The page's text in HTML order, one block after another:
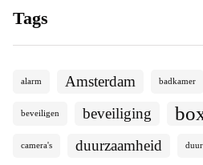
Tags
alarm Amsterdam badkamer
beveiligen beveiliging
camera's duurzaamheid